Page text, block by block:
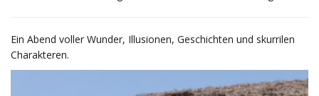
e
Ein Abend voller Wunder, Illusionen, Geschichten und skurrilen
Charakteren.